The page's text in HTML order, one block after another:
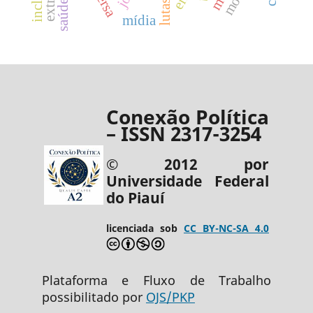
mídia
Conexão Política
– ISSN 2317-3254
© 2012 por
Universidade Federal
do Piauí
licenciada sob CC BY-NC-SA 4.0
Plataforma e Fluxo de Trabalho
possibilitado por OJS/PKP